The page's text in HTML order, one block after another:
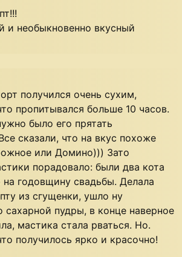
и необыкновенно вкусный
получился очень сухим,
пропитывался больше 10 часов.
было его прятать
сказали, что на вкус похоже
или Домино))) Зато
порадовало: были два кота
годовщину свадьбы. Делала
из сгущенки, ушло ну
сахарной пудры, в конце наверное
мастика стала рваться. Но.
получилось ярко и красочно!